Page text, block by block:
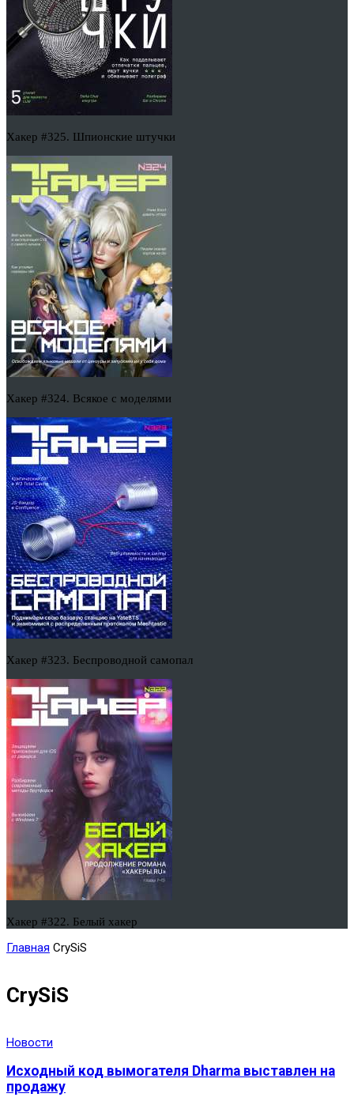
Хакер #325. Шпионские штучки
Хакер #324. Всякое с моделями
Хакер #323. Беспроводной самопал
Хакер #322. Белый хакер
Главная CrySiS
CrySiS
Новости
Исходный код вымогателя Dharma выставлен на
продажу